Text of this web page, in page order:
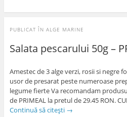
PUBLICAT ÎN ALGE MARINE
Salata pescarului 50g –
Amestec de 3 alge verzi, rosii si negre
usor de presarat peste numeroase
legume fierte Va recomandam
de PRIMEAL la pretul de 29.45 RON.
Continuă să citești →